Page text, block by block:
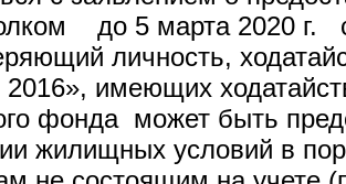
до 5 марта 2020 г.
личность,
имеющих
фонда может быть
жилищных условий в